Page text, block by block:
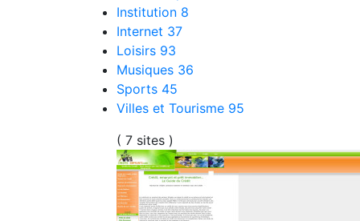
Institution 8
Internet 37
Loisirs 93
Musiques 36
Sports 45
Villes et Tourisme 95
( 7 sites )